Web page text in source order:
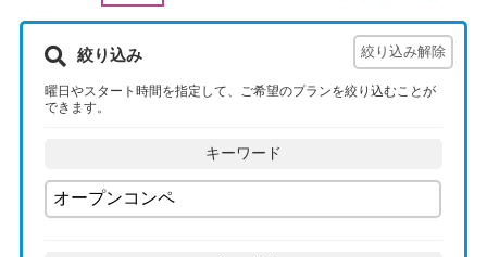
絞り込み
曜日やスタート時間を指定して、ご希望のプランを絞り込むことが
できます。
キーワード